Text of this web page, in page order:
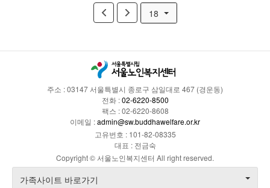
18
주소 : 03147 서울특별시 종로구 삼일대로 467 (경운동)
전화 :02-6220-8500
팩스 : 02-6220-8608
이메일 :admin@sw.buddhawelfare.or.kr
고유번호 : 101-82-08335
대표 : 전금숙
Copyright © 서울노인복지센터 All right reserved.
가족사이트 바로가기